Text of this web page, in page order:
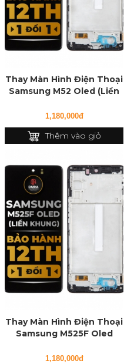
Thay Màn Hình Điện Thoại
Samsung M52 Oled (Liền
1,180,000đ
Thêm vào giỏ
Thay Màn Hình Điện Thoại
Samsung M525F Oled
1,180,000đ